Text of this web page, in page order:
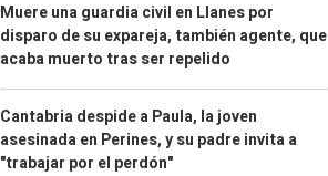
Muere una guardia civil en Llanes por
disparo de su expareja, también agente, que
acaba muerto tras ser repelido
Cantabria despide a Paula, la joven
asesinada en Perines, y su padre invita a
"trabajar por el perdón"